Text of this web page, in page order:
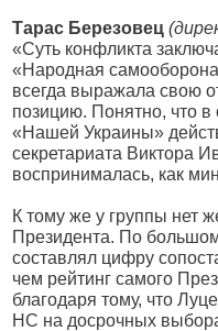
Тарас Березовец
«Суть конфликта
«Народная
всегда выражала свою
позицию. Понятно, что в
«Нашей Украины»
секретариата Виктора
воспринималась, как
К тому же у группы нет
Президента. По
составлял цифру
чем рейтинг самого
благодаря тому, что
НС на досрочных